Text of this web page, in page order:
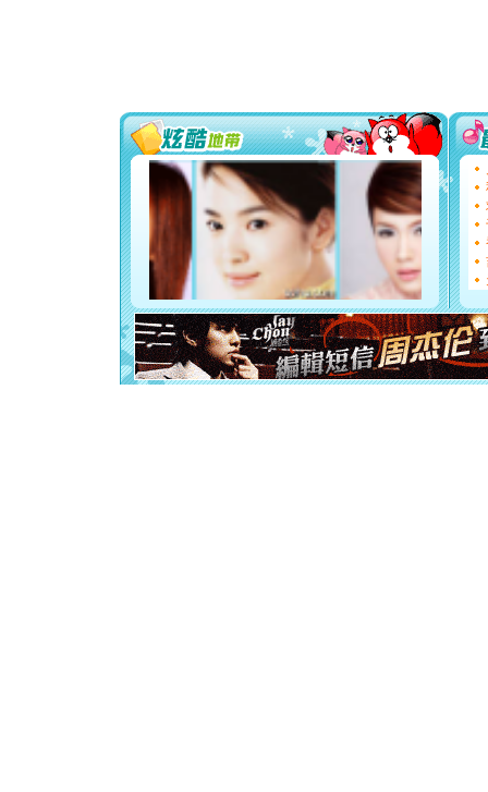
你太多，
要平安
[圣诞节]
能正大
都要快乐
[圣诞节]
如意,快
[元旦]
看
断电。
你是我
[元旦]如
起；二是
离。水晶
[元旦]当
泣，这痛